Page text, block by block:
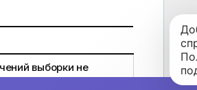
выборки не
получит имя